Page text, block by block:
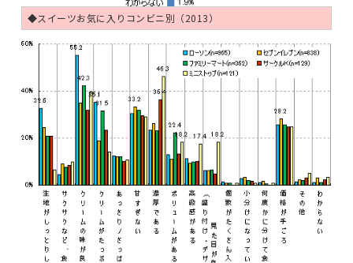
◆スイーツお気に入りコンビニ別（2013）